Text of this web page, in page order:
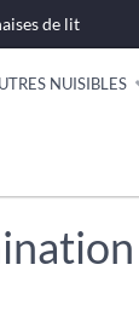
de lit
NUISIBLES